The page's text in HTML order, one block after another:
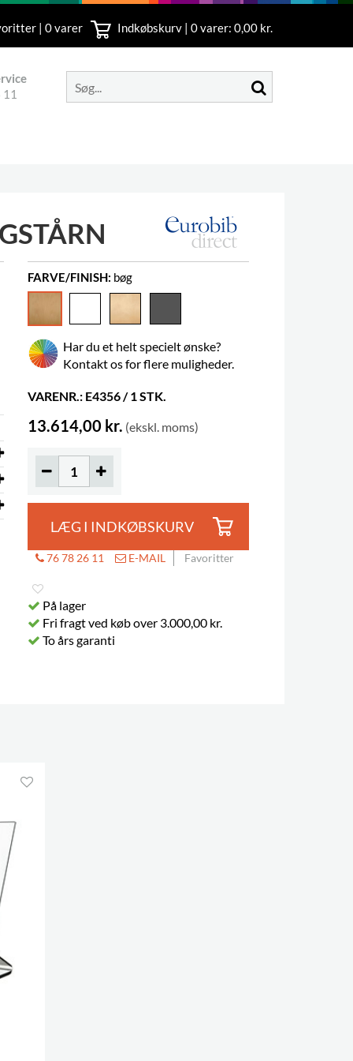
| 0 varer Indkøbskurv | 0varer: 0,00 kr.
FARVE/FINISH: bøg
Har du et helt specielt ønske?
Kontakt os for flere muligheder.
VARENR.: E4356 / 1 STK.
13.614,00 kr. (ekskl. moms)
LÆG I INDKØBSKURV
76 78 26 11 E-MAIL Favoritter
På lager
Fri fragt ved køb over 3.000,00 kr.
To års garanti